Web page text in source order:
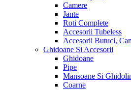
Camere
Jante
Roti Complete
Accesorii Tubeless
Accesorii Butuci,
Ghidoane Si Accesorii
Ghidoane
Pipe
Mansoane Si
Coarne